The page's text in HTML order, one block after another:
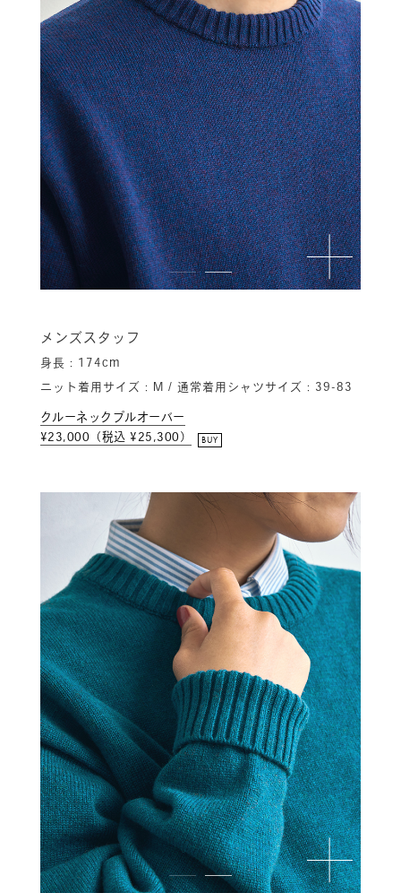
メンズスタッフ
身長：174cm
ニット着用サイズ：M / 通常着用シャツサイズ：39-83
クルーネックプルオーバー
¥23,000（税込 ¥25,300）
BUY